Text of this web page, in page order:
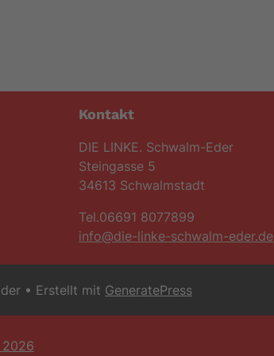
Kontakt
DIE LINKE. Schwalm-Eder
Steingasse 5
34613 Schwalmstadt
Tel.06691 8077899
info@die-linke-schwalm-eder.de
• Erstellt mit GeneratePress
2026